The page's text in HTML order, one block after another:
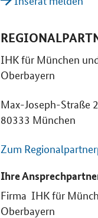
IHK für München
Oberbayern
Max-Joseph-Straße 2
80333 München
Zum
Ihre
Firma IHK für
Oberbayern